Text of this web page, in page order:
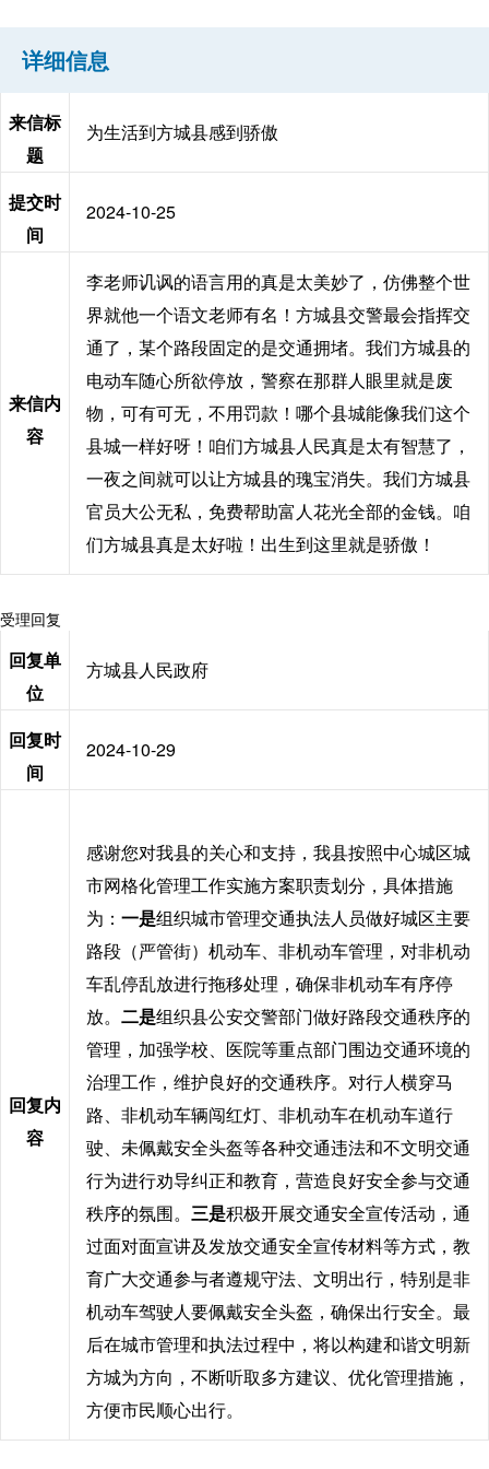
详细信息
来信标
题
为生活到方城县感到骄傲
提交时
间
2024-10-25
来信内
容
李老师讥讽的语言用的真是太美妙了，仿佛整个世
界就他一个语文老师有名！方城县交警最会指挥交
通了，某个路段固定的是交通拥堵。我们方城县的
电动车随心所欲停放，警察在那群人眼里就是废
物，可有可无，不用罚款！哪个县城能像我们这个
县城一样好呀！咱们方城县人民真是太有智慧了，
一夜之间就可以让方城县的瑰宝消失。我们方城县
官员大公无私，免费帮助富人花光全部的金钱。咱
们方城县真是太好啦！出生到这里就是骄傲！
受理回复
回复单
位
方城县人民政府
回复时
间
2024-10-29
回复内
容
感谢您对我县的关心和支持，我县按照中心城区城
市网格化管理工作实施方案职责划分，具体措施
为： 一是组织城市管理交通执法人员做好城区主要
路段（严管街）机动车、非机动车管理，对非机动
车乱停乱放进行拖移处理，确保非机动车有序停
放。 二是组织县公安交警部门做好路段交通秩序的
管理，加强学校、医院等重点部门围边交通环境的
治理工作，维护良好的交通秩序。对行人横穿马
路、非机动车辆闯红灯、非机动车在机动车道行
驶、未佩戴安全头盔等各种交通违法和不文明交通
行为进行劝导纠正和教育，营造良好安全参与交通
秩序的氛围。 三是积极开展交通安全宣传活动，通
过面对面宣讲及发放交通安全宣传材料等方式，教
育广大交通参与者遵规守法、文明出行，特别是非
机动车驾驶人要佩戴安全头盔，确保出行安全。最
后在城市管理和执法过程中，将以构建和谐文明新
方城为方向，不断听取多方建议、优化管理措施，
方便市民顺心出行。